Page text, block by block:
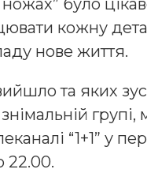
кожну
нове життя.
та яких
“1+1” у
22.00.